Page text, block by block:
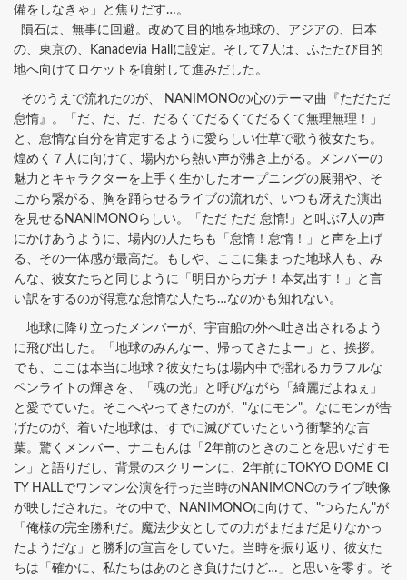
備をしなきゃ」と焦りだす…。
隕石は、無事に回避。改めて目的地を地球の、アジアの、日本
の、東京の、Kanadevia Hallに設定。そして7人は、ふたたび目的
地へ向けてロケットを噴射して進みだした。
そのうえで流れたのが、 NANIMONOの心のテーマ曲『ただただ
怠惰』。「だ、だ、だ、だるくてだるくてだるくて無理無理！」
と、怠惰な自分を肯定するように愛らしい仕草で歌う彼女たち。
煌めく７人に向けて、場内から熱い声が沸き上がる。メンバーの
魅力とキャラクターを上手く生かしたオープニングの展開や、そ
こから繋がる、胸を踊らせるライブの流れが、いつも冴えた演出
を見せるNANIMONOらしい。「ただ ただ 怠惰!」と叫ぶ7人の声
にかけあうように、場内の人たちも「怠惰！怠惰！」と声を上げ
る、その一体感が最高だ。もしや、ここに集まった地球人も、み
んな、彼女たちと同じように「明日からガチ！本気出す！」と言
い訳をするのが得意な怠惰な人たち…なのかも知れない。
地球に降り立ったメンバーが、宇宙船の外へ吐き出されるよう
に飛び出した。「地球のみんなー、帰ってきたよー」と、挨拶。
でも、ここは本当に地球？彼女たちは場内中で揺れるカラフルな
ペンライトの輝きを、「魂の光」と呼びながら「綺麗だよねぇ」
と愛でていた。そこへやってきたのが、"なにモン"。なにモンが告
げたのが、着いた地球は、すでに滅びていたという衝撃的な言
葉。驚くメンバー、ナニもんは「2年前のときのことを思いだすモ
ン」と語りだし、背景のスクリーンに、2年前にTOKYO DOME CI
TY HALLでワンマン公演を行った当時のNANIMONOのライブ映像
が映しだされた。その中で、NANIMONOに向けて、"つらたん"が
「俺様の完全勝利だ。魔法少女としての力がまだまだ足りなかっ
たようだな」と勝利の宣言をしていた。当時を振り返り、彼女た
ちは「確かに、私たちはあのとき負けたけど…」と思いを零す。そ